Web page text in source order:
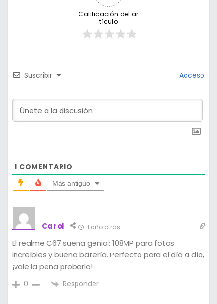
Calificación del ar
tículo
Suscribir Acceso
1 COMENTARIO
Más antiguo
Carol 1 año atrás
El realme C67 suena genial: 108MP para fotos
increíbles y buena batería. Perfecto para el día a día,
¡vale la pena probarlo!
0 Responder